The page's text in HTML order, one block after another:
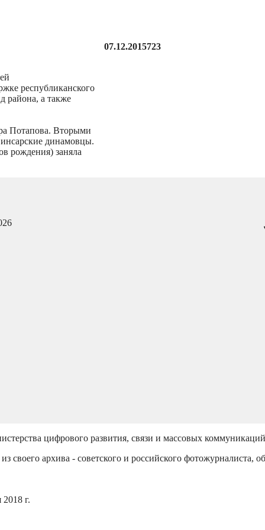
07.12.2015723
республиканского
района, а также
Потапова. Вторыми
динамовцы.
рождения) заняла
цифрового развития, связи и массовых
своего архива - советского и российского фотожурналиста,
г.